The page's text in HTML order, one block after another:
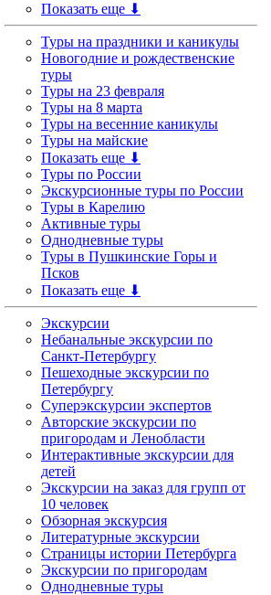
Показать еще ⬇
Туры на праздники и каникулы
Новогодние и рождественские
туры
Туры на 23 февраля
Туры на 8 марта
Туры на весенние каникулы
Туры на майские
Показать еще ⬇
Туры по России
Экскурсионные туры по России
Туры в Карелию
Активные туры
Однодневные туры
Туры в Пушкинские Горы и
Псков
Показать еще ⬇
Экскурсии
Небанальные экскурсии по
Санкт-Петербургу
Пешеходные экскурсии по
Петербургу
Суперэкскурсии экспертов
Авторские экскурсии по
пригородам и Ленобласти
Интерактивные экскурсии для
детей
Экскурсии на заказ для групп от
10 человек
Обзорная экскурсия
Литературные экскурсии
Страницы истории Петербурга
Экскурсии по пригородам
Однодневные туры